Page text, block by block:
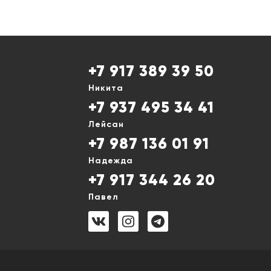
+7 917 389 39 50
Никита
+7 937 495 34 41
Лейсан
+7 987 136 01 91
Надежда
+7 917 344 26 20
Павел